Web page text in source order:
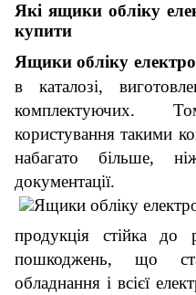
Які ящики обліку
купити
Ящики обліку
в каталозі,
комплектуючих.
користування такими
набагато більше,
документації.
продукція стійка до
пошкоджень, що
обладнання і всієї